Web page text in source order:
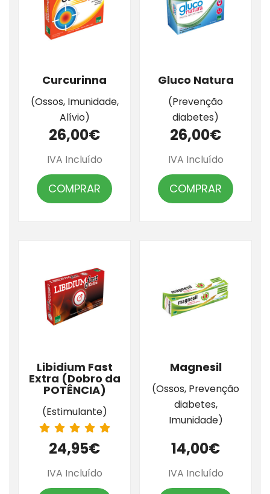
Curcurinna
(Ossos, Imunidade,
Alívio)
26,00€
IVA Incluído
COMPRAR
Gluco Natura
(Prevenção
diabetes)
26,00€
IVA Incluído
COMPRAR
Libidium Fast
Extra (Dobro da
POTÊNCIA)
(Estimulante)
24,95€
IVA Incluído
Magnesil
(Ossos, Prevenção
diabetes,
Imunidade)
14,00€
IVA Incluído